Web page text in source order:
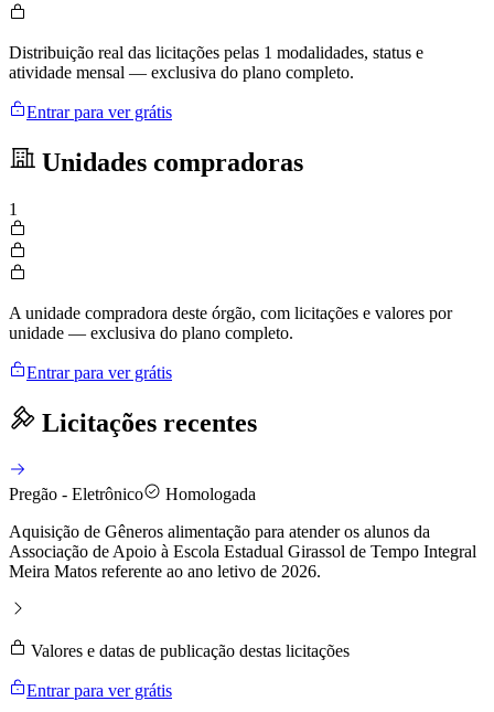
Distribuição real das licitações pelas 1 modalidades, status e
atividade mensal — exclusiva do plano completo.
Entrar para ver grátis
Unidades compradoras
1
A unidade compradora deste órgão, com licitações e valores por
unidade — exclusiva do plano completo.
Entrar para ver grátis
Licitações recentes
Pregão - Eletrônico
Homologada
Aquisição de Gêneros alimentação para atender os alunos da
Associação de Apoio à Escola Estadual Girassol de Tempo Integral
Meira Matos referente ao ano letivo de 2026.
Valores e datas de publicação destas licitações
Entrar para ver grátis